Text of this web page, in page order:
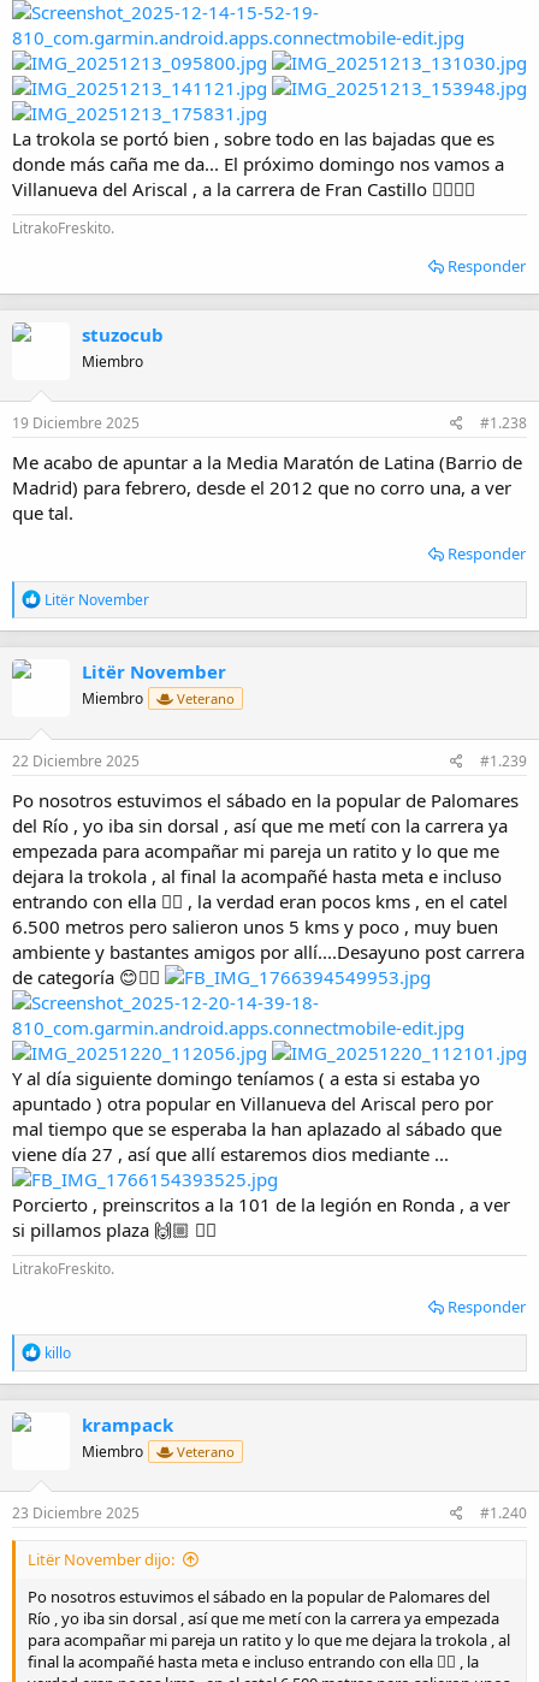
La trokola se portó bien , sobre todo en las bajadas que es
donde más caña me da... El próximo domingo nos vamos a
Villanueva del Ariscal , a la carrera de Fran Castillo 👌🏼🙌🏼
LitrakoFreskito.
Responder
stuzocub
Miembro
19 Diciembre 2025 #1.238
Me acabo de apuntar a la Media Maratón de Latina (Barrio de
Madrid) para febrero, desde el 2012 que no corro una, a ver
que tal.
Responder
R
e
a
n
e
s
Litër November
Litër November
Miembro Veterano
22 Diciembre 2025 #1.239
Po nosotros estuvimos el sábado en la popular de Palomares
del Río , yo iba sin dorsal , así que me metí con la carrera ya
empezada para acompañar mi pareja un ratito y lo que me
dejara la trokola , al final la acompañé hasta meta e incluso
entrando con ella 👌🏼 , la verdad eran pocos kms , en el catel
6.500 metros pero salieron unos 5 kms y poco , muy buen
ambiente y bastantes amigos por allí....Desayuno post carrera
de categoría 😊👌🏼
Y al día siguiente domingo teníamos ( a esta si estaba yo
apuntado ) otra popular en Villanueva del Ariscal pero por
mal tiempo que se esperaba la han aplazado al sábado que
viene día 27 , así que allí estaremos dios mediante ...
Porcierto , preinscritos a la 101 de la legión en Ronda , a ver
si pillamos plaza 🙌🏼 👌🏼
LitrakoFreskito.
Responder
R
e
a
n
e
s
killo
krampack
Miembro Veterano
23 Diciembre 2025 #1.240
Litër November dijo:
Po nosotros estuvimos el sábado en la popular de Palomares del
Río , yo iba sin dorsal , así que me metí con la carrera ya empezada
para acompañar mi pareja un ratito y lo que me dejara la trokola , al
final la acompañé hasta meta e incluso entrando con ella 👌🏼 , la